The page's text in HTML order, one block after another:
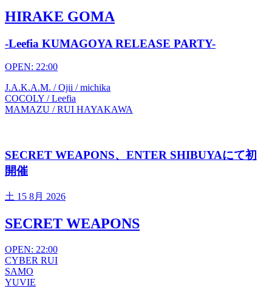
HIRAKE GOMA
-Leefia KUMAGOYA RELEASE PARTY-
OPEN: 22:00
J.A.K.A.M. / Ojii / michika
COCOLY / Leefia
MAMAZU / RUI HAYAKAWA
SECRET WEAPONS、ENTER SHIBUYAにて初
開催
土 15 8月 2026
SECRET WEAPONS
OPEN: 22:00
CYBER RUI
SAMO
YUVIE